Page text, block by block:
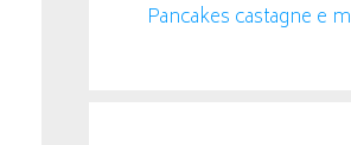
Pancakes castagne e